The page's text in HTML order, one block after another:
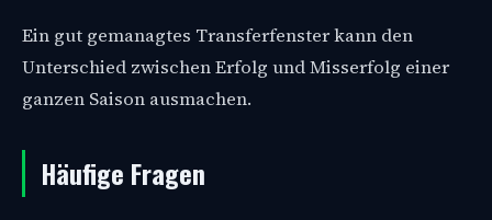
Ein gut gemanagtes Transferfenster kann den
Unterschied zwischen Erfolg und Misserfolg einer
ganzen Saison ausmachen.
Häufige Fragen